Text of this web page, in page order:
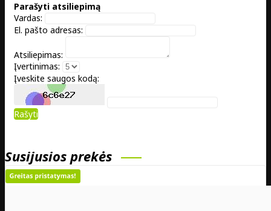
Parašyti atsiliepimą
Vardas:
El. pašto adresas:
Atsiliepimas:
Įvertinimas:
Įveskite saugos kodą:
Rašyti
Susijusios prekės